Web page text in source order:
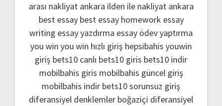
arası nakliyat ankara ilden ile nakliyat ankara
best essay best essay homework essay
writing essay yazdırma essay ödev yaptırma
you win you win hızlı giriş hepsibahis youwin
giriş bets10 canlı bets10 giris bets10 indir
mobilbahis giris mobilbahis güncel giriş
mobilbahis indir bets10 sorunsuz giriş
diferansiyel denklemler boğaziçi diferansiyel